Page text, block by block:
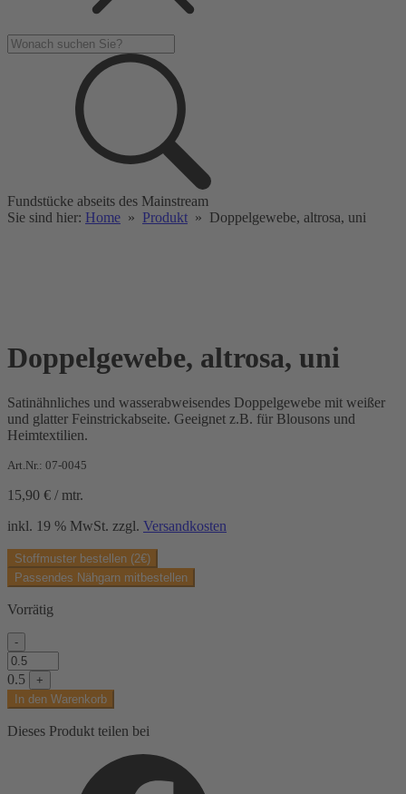
Fundstücke abseits des Mainstream
Sie sind hier: Home » Produkt » Doppelgewebe, altrosa, uni
Doppelgewebe, altrosa, uni
Satinähnliches und wasserabweisendes Doppelgewebe mit weißer
und glatter Feinstrickabseite. Geeignet z.B. für Blousons und
Heimtextilien.
Art.Nr.: 07-0045
15,90 € / mtr.
inkl. 19 % MwSt. zzgl. Versandkosten
Stoffmuster bestellen (2€)
Passendes Nähgarn mitbestellen
Vorrätig
-
Doppelgewebe,
altrosa,
uni
Menge
0.5
+
In den Warenkorb
Dieses Produkt teilen bei